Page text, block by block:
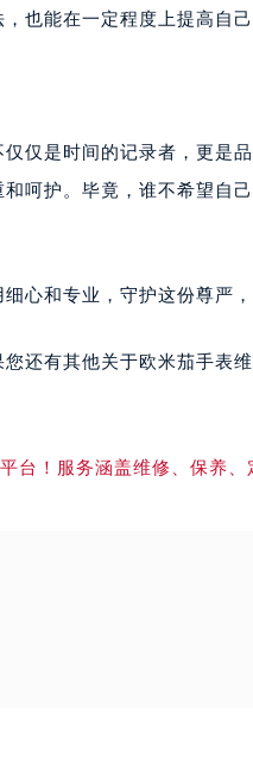
也能在一定程度上提高自己
仅是时间的记录者，更是
呵护。毕竟，谁不希望自
心和专业，守护这份尊严
还有其他关于欧米茄手表